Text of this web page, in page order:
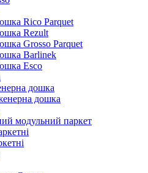
Rico Parquet
Rezult
Grosso Parquet
Barlinek
Esco
дошка
дошка
модульний паркет